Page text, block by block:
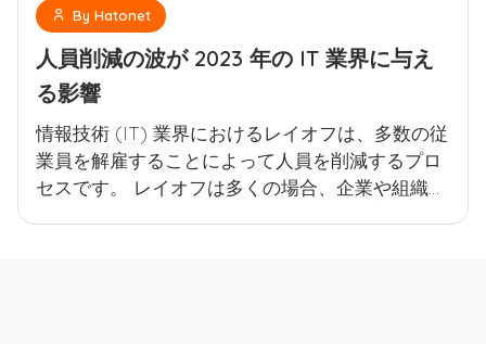
By Hatonet
人員削減の波が 2023 年の IT 業界に与え
る影響
情報技術 (IT) 業界におけるレイオフは、多数の従
業員を解雇することによって人員を削減するプロ
セスです。 レイオフは多くの場合、企業や組織が
財政難に直面した場合、ビジネス戦略の変更、合